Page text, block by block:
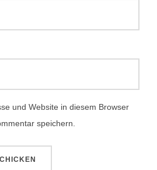
und Website in diesem Browser
speichern.